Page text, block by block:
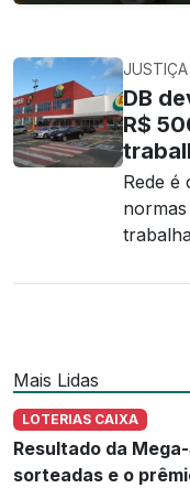
DB
R$
Rede é
Mais Lidas
LOTERIAS CAIXA
Resultado da
sorteadas e o